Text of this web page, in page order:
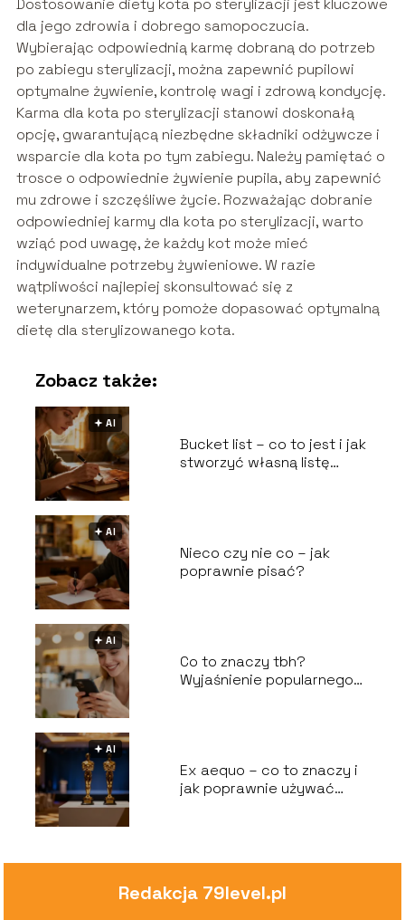
Dostosowanie diety kota po sterylizacji jest kluczowe
dla jego zdrowia i dobrego samopoczucia.
Wybierając odpowiednią karmę dobraną do potrzeb
po zabiegu sterylizacji, można zapewnić pupilowi
optymalne żywienie, kontrolę wagi i zdrową kondycję.
Karma dla kota po sterylizacji stanowi doskonałą
opcję, gwarantującą niezbędne składniki odżywcze i
wsparcie dla kota po tym zabiegu. Należy pamiętać o
trosce o odpowiednie żywienie pupila, aby zapewnić
mu zdrowe i szczęśliwe życie. Rozważając dobranie
odpowiedniej karmy dla kota po sterylizacji, warto
wziąć pod uwagę, że każdy kot może mieć
indywidualne potrzeby żywieniowe. W razie
wątpliwości najlepiej skonsultować się z
weterynarzem, który pomoże dopasować optymalną
dietę dla sterylizowanego kota.
Zobacz także:
🟅 AI
Bucket list – co to jest i jak
stworzyć własną listę
🟅 AI
Nieco czy nie co – jak
poprawnie pisać?
🟅 AI
Co to znaczy tbh?
Wyjaśnienie popularnego
🟅 AI
Ex aequo – co to znaczy i
jak poprawnie używać
Redakcja 79level.pl